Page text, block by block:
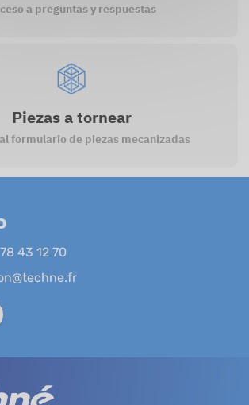
a preguntas y respuestas
Piezas a tornear
formulario de piezas mecanizadas
43 12 70